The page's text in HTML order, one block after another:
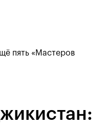
пять «Мастеров